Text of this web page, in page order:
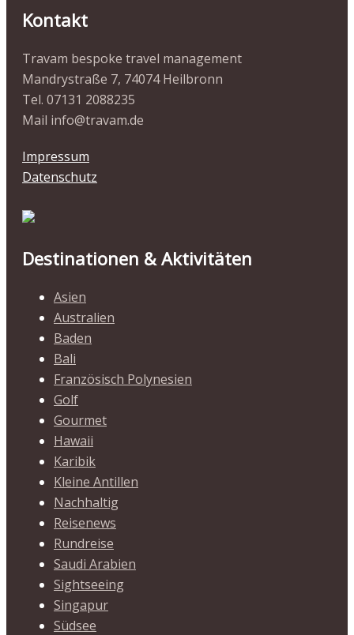
Kontakt
Travam bespoke travel management
Mandrystraße 7, 74074 Heilbronn
Tel. 07131 2088235
Mail info@travam.de
Impressum
Datenschutz
Destinationen & Aktivitäten
Asien
Australien
Baden
Bali
Französisch Polynesien
Golf
Gourmet
Hawaii
Karibik
Kleine Antillen
Nachhaltig
Reisenews
Rundreise
Saudi Arabien
Sightseeing
Singapur
Südsee